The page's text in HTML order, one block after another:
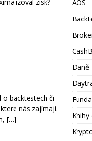
zisk?
o backtestech či
nás zajímají.
[…]
AOS
Daně
Knihy